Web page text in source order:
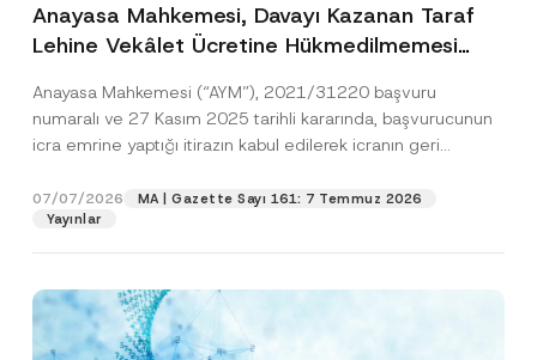
Anayasa Mahkemesi, Davayı Kazanan Taraf
Lehine Vekâlet Ücretine Hükmedilmemesi
Edildiğine Karar Verdi
Anayasa Mahkemesi (“AYM”), 2021/31220 başvuru
numaralı ve 27 Kasım 2025 tarihli kararında, başvurucunun
icra emrine yaptığı itirazın kabul edilerek icranın geri
07/07/2026
MA | Gazette Sayı 161: 7 Temmuz 2026
Yayınlar